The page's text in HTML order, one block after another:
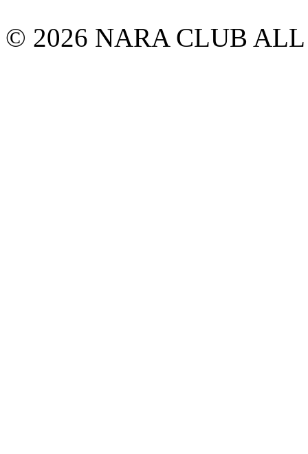
© 2026 NARA CLUB ALL